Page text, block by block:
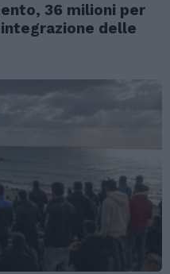
36 milioni per
delle